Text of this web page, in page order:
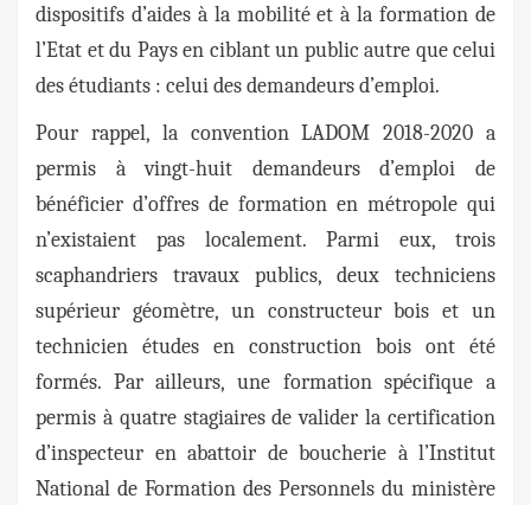
dispositifs d’aides à la mobilité et à la formation de
l’Etat et du Pays en ciblant un public autre que celui
des étudiants : celui des demandeurs d’emploi.
Pour rappel, la convention LADOM 2018-2020 a
permis à vingt-huit demandeurs d’emploi de
bénéficier d’offres de formation en métropole qui
n’existaient pas localement. Parmi eux, trois
scaphandriers travaux publics, deux techniciens
supérieur géomètre, un constructeur bois et un
technicien études en construction bois ont été
formés. Par ailleurs, une formation spécifique a
permis à quatre stagiaires de valider la certification
d’inspecteur en abattoir de boucherie à l’Institut
National de Formation des Personnels du ministère